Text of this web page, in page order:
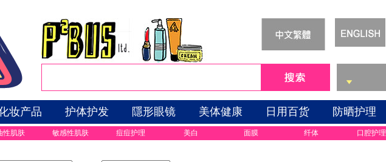
妆产品 护体护发 隱形眼镜 美体健康 日用百货 防晒护理
性肌肤 敏感性肌肤 痘痘护理 美白 面膜 纤体 口腔护理